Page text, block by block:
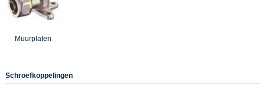
Muurplaten
Schroefkoppelingen